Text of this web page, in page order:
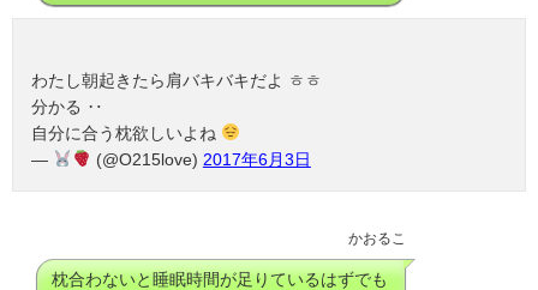
わたし朝起きたら肩バキバキだよ ㅎㅎ
分かる ‥
自分に合う枕欲しいよね
—
(@O215love) 2017年6月3日
かおるこ
枕合わないと睡眠時間が足りているはずでも